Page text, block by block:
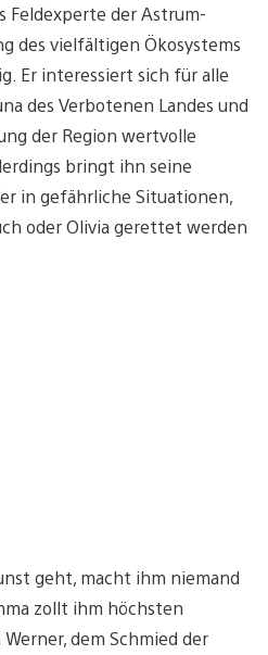
Feldexperte der Astrum-
des vielfältigen Ökosystems
Er interessiert sich für alle
des Verbotenen Landes und
der Region wertvolle
bringt ihn seine
in gefährliche Situationen,
oder Olivia gerettet werden
geht, macht ihm niemand
zollt ihm höchsten
dem Schmied der